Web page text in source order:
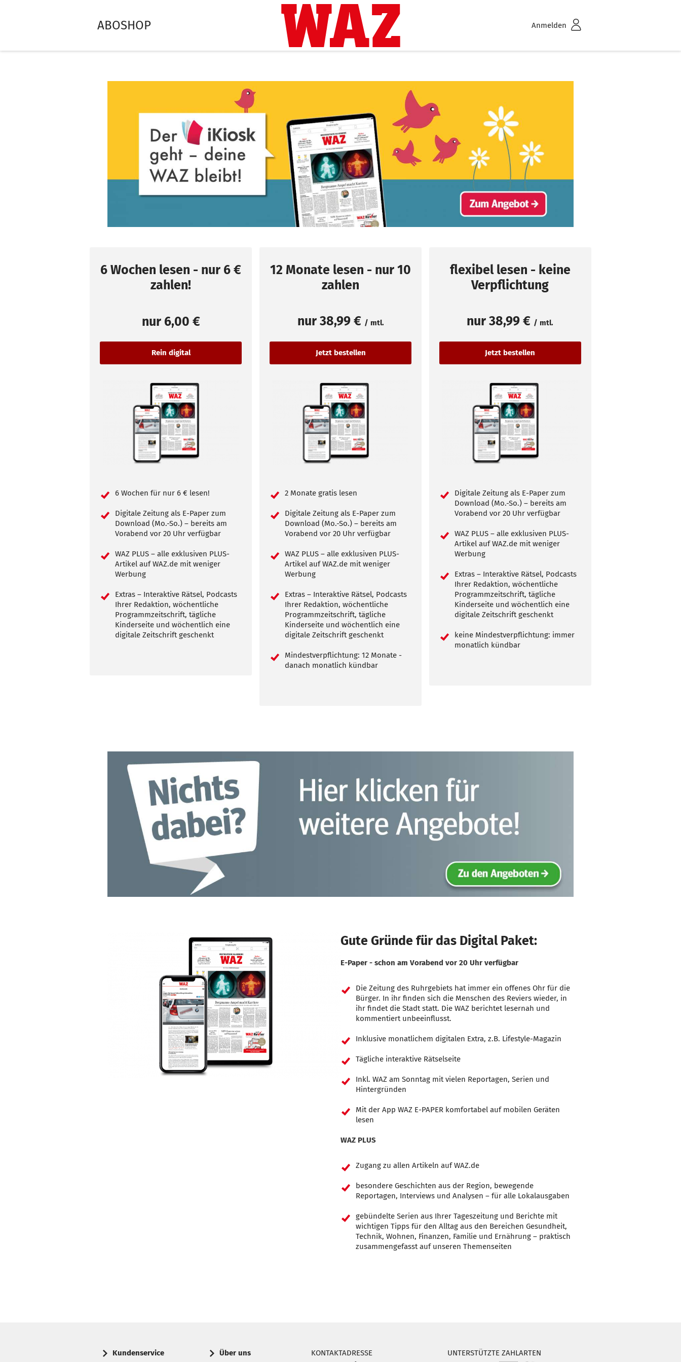
ABOSHOP Anmelden
6 Wochen lesen - nur 6 €
zahlen!
nur 6,00 €
6 Wochen für nur 6 € lesen!
Digitale Zeitung als E-Paper zum
Download (Mo.-So.) – bereits am
Vorabend vor 20 Uhr verfügbar
WAZ PLUS – alle exklusiven PLUS-
Artikel auf WAZ.de mit weniger
Werbung
Extras – Interaktive Rätsel, Podcasts
Ihrer Redaktion, wöchentliche
Programmzeitschrift, tägliche
Kinderseite und wöchentlich eine
digitale Zeitschrift geschenkt
12 Monate lesen - nur 10
zahlen
nur 38,99 € / mtl.
2 Monate gratis lesen
Digitale Zeitung als E-Paper zum
Download (Mo.-So.) – bereits am
Vorabend vor 20 Uhr verfügbar
WAZ PLUS – alle exklusiven PLUS-
Artikel auf WAZ.de mit weniger
Werbung
Extras – Interaktive Rätsel, Podcasts
Ihrer Redaktion, wöchentliche
Programmzeitschrift, tägliche
Kinderseite und wöchentlich eine
digitale Zeitschrift geschenkt
Mindestverpflichtung: 12 Monate -
danach monatlich kündbar
flexibel lesen - keine
Verpflichtung
nur38,99 € / mtl.
Digitale Zeitung als E-Paper zum
Download (Mo.-So.) – bereits am
Vorabend vor 20 Uhr verfügbar
WAZ PLUS – alle exklusiven PLUS-
Artikel auf WAZ.de mit weniger
Werbung
Extras – Interaktive Rätsel, Podcasts
Ihrer Redaktion, wöchentliche
Programmzeitschrift, tägliche
Kinderseite und wöchentlich eine
digitale Zeitschrift geschenkt
keine Mindestverpflichtung: immer
monatlich kündbar
Gute Gründe für das Digital Paket:
E-Paper - schon am Vorabend vor 20 Uhr verfügbar
Die Zeitung des Ruhrgebiets hat immer ein offenes Ohr für die
Bürger. In ihr finden sich die Menschen des Reviers wieder, in
ihr findet die Stadt statt. Die WAZ berichtet lesernah und
kommentiert unbeeinflusst.
Inklusive monatlichem digitalen Extra, z.B. Lifestyle-Magazin
Tägliche interaktive Rätselseite
Inkl. WAZ am Sonntag mit vielen Reportagen, Serien und
Hintergründen
Mit der App WAZ E-PAPER komfortabel auf mobilen Geräten
lesen
WAZ PLUS
Zugang zu allen Artikeln auf WAZ.de
besondere Geschichten aus der Region, bewegende
Reportagen, Interviews und Analysen – für alle Lokalausgaben
gebündelte Serien aus Ihrer Tageszeitung und Berichte mit
wichtigen Tipps für den Alltag aus den Bereichen Gesundheit,
Technik, Wohnen, Finanzen, Familie und Ernährung – praktisch
zusammengefasst auf unseren Themenseiten
Kundenservice Über uns KONTAKTADRESSE UNTERSTÜTZTE ZAHLARTEN